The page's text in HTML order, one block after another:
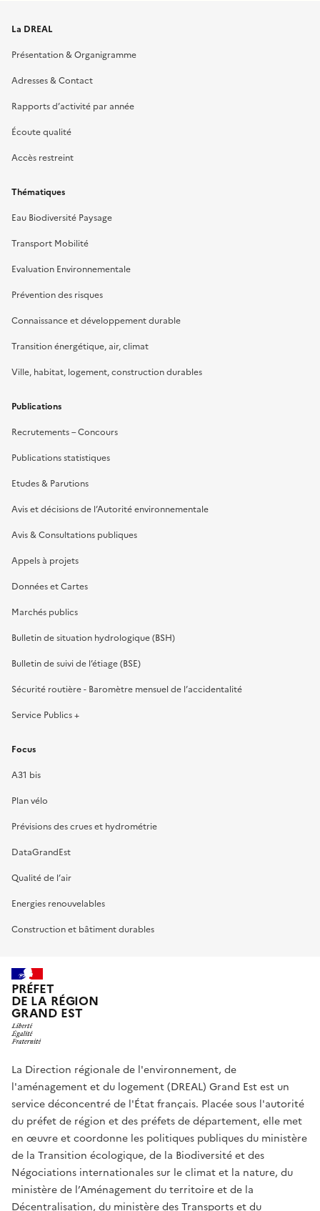
La DREAL
Présentation & Organigramme
Adresses & Contact
Rapports d’activité par année
Écoute qualité
Accès restreint
Thématiques
Eau Biodiversité Paysage
Transport Mobilité
Evaluation Environnementale
Prévention des risques
Connaissance et développement durable
Transition énergétique, air, climat
Ville, habitat, logement, construction durables
Publications
Recrutements – Concours
Publications statistiques
Etudes & Parutions
Avis et décisions de l’Autorité environnementale
Avis & Consultations publiques
Appels à projets
Données et Cartes
Marchés publics
Bulletin de situation hydrologique (BSH)
Bulletin de suivi de l’étiage (BSE)
Sécurité routière - Baromètre mensuel de l’accidentalité
Service Publics +
Focus
A31 bis
Plan vélo
Prévisions des crues et hydrométrie
DataGrandEst
Qualité de l’air
Energies renouvelables
Construction et bâtiment durables
PRÉFET
DE LA RÉGION
GRAND EST
La Direction régionale de l'environnement, de
l'aménagement et du logement (DREAL) Grand Est est un
service déconcentré de l'État français. Placée sous l'autorité
du préfet de région et des préfets de département, elle met
en œuvre et coordonne les politiques publiques du ministère
de la Transition écologique, de la Biodiversité et des
Négociations internationales sur le climat et la nature, du
ministère de l’Aménagement du territoire et de la
Décentralisation, du ministère des Transports et du